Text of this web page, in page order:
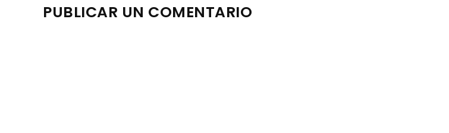
PUBLICAR UN COMENTARIO